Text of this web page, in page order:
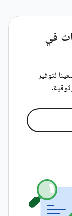
في
لتوفير